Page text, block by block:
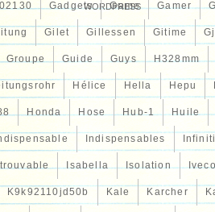
Gadgets Game Gamer
Gilet Gillessen Gitime
Groupe Guide Guys H328mm
Hélice Hella Hepu
Honda Hose Hub-1 Huile
Indispensables
Isabella Isolation
K9k92110jd50b Kale Karcher
WORDPRESS